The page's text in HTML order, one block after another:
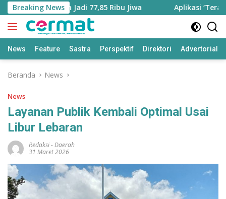
Langsung
ke
konten
Breaking News
Bertambah Jadi 77,85 Ribu Jiwa Aplikasi ‘Teras
News Feature Sastra Perspektif Direktori Advertorial
Beranda News
News
Layanan Publik Kembali Optimal Usai
Libur Lebaran
Redaksi-Daerah
31 Maret 2026